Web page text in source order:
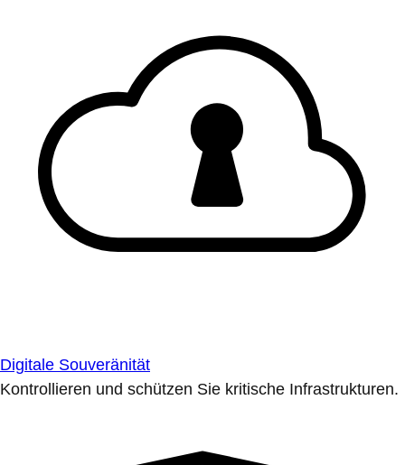
Digitale Souveränität
Kontrollieren und schützen Sie kritische Infrastrukturen.